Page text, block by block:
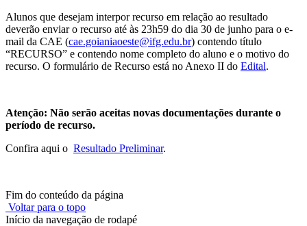
Alunos que desejam interpor recurso em relação ao resultado
deverão enviar o recurso até às 23h59 do dia 30 de junho para o e-
mail da CAE (cae.goianiaoeste@ifg.edu.br) contendo título
“RECURSO” e contendo nome completo do aluno e o motivo do
recurso. O formulário de Recurso está no Anexo II do Edital.
Atenção: Não serão aceitas novas documentações durante o
período de recurso.
Confira aqui o Resultado Preliminar.
Fim do conteúdo da página
Voltar para o topo
Início da navegação de rodapé